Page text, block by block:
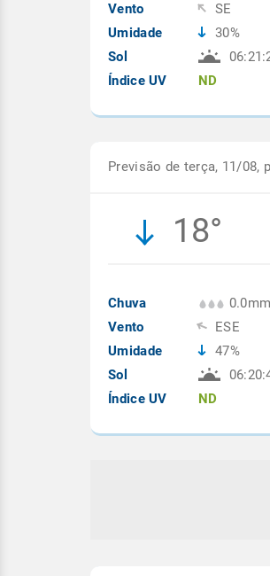
Vento
Umidade
Sol
Índice UV
SE
30%
ND
Previsão de terça, 11/08,
18°
Chuva
Vento
Umidade
Sol
Índice UV
0.0mm
ESE
47%
ND